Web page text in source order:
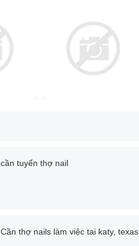
cần tuyển thợ nail
Cần thợ nails làm việc tai katy, texas